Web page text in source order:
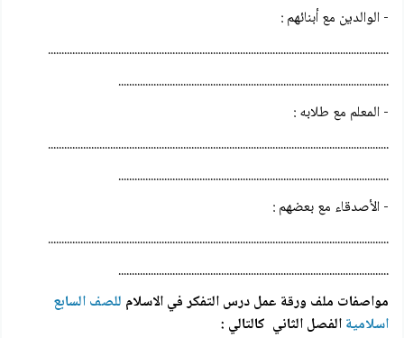
- الوالدين مع أبنائهم :
..............................................................................................................................
....................................................................................................
- المعلم مع طلابه :
..............................................................................................................................
....................................................................................................
- الأصدقاء مع بعضهم :
..............................................................................................................................
....................................................................................................
مواصفات ملف ورقة عمل درس التفكر في الاسلام للصف السابع
اسلاميةالفصل الثاني كالتالي :